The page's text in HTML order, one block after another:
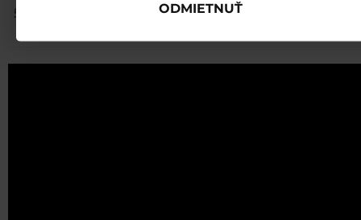
ODMIETNUŤ
V saune sa riaďte všeobecnými pravidlami